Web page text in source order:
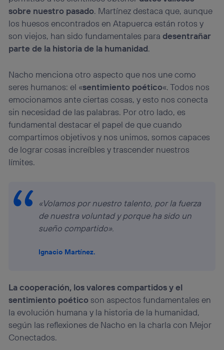
sobre nuestro pasado. Martínez destaca que, aunque
los huesos encontrados en Atapuerca están rotos y
son viejos, han sido fundamentales paradesentrañar
parte de la historia de la humanidad.
Nacho menciona otro aspecto que nos une como
seres humanos: el «sentimiento poético«. Todos nos
emocionamos ante ciertas cosas, y esto nos conecta
sin necesidad de las palabras. Por otro lado, es
fundamental destacar el papel de que cuando
compartimos objetivos y nos unimos, somos capaces
de lograr cosas increíbles y trascender nuestros
límites.
«Volamos por nuestro talento, por la fuerza
de nuestra voluntad y porque ha sido un
sueño compartido».
Ignacio Martínez.
La cooperación, los valores compartidos y el
sentimiento poéticoson aspectos fundamentales en
la evolución humana y la historia de la humanidad,
según las reflexiones de Nacho en la charla con Mejor
Conectados.